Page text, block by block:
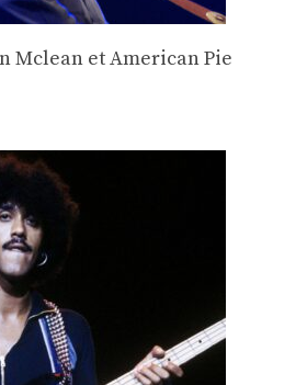
Mclean et American Pie